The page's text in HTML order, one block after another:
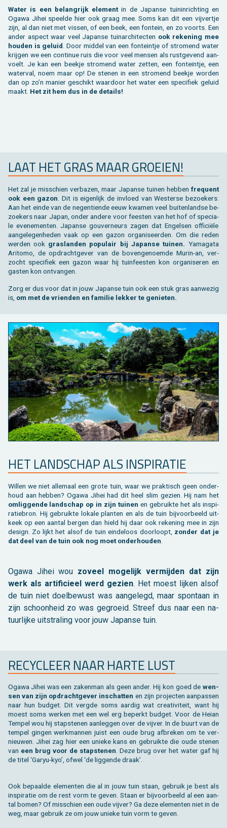
Water is een be­lang­rijk ele­mentin de Ja­pan­se tuin­in­rich­ting en
Ogawa Jihei speel­de hier ook graag mee. Soms kan dit een vij­ver­tje
zijn, al dan niet met vis­sen, of een beek, een fon­tein, en zo voorts. Een
ander as­pect waar veel Ja­pan­se tuin­ar­chi­tec­ten ook re­ke­ning mee
hou­den is ge­luid. Door mid­del van een fon­tein­tje of stro­mend water
krij­gen we een con­ti­nue ruis die voor veel men­sen als rust­ge­vend aan­
voelt. Je kan een beek­je stro­mend water zet­ten, een fon­tein­tje, een
wa­ter­val, noem maar op! De ste­nen in een stro­mend beek­je wor­den
dan op zo’n ma­nier ge­schikt waar­door het water een spe­ci­fiek ge­luid
maakt. Het zit hem dus in de de­tails!
LAAT HET GRAS MAAR GROEI­EN!
Het zal je mis­schien ver­ba­zen, maar Ja­pan­se tui­nen heb­ben fre­quent
ook een gazon . Dit is ei­gen­lijk de in­vloed van Wes­ter­se be­zoe­kers.
Aan het einde van de ne­gen­tien­de eeuw kwa­men veel bui­ten­land­se be­
zoe­kers naar Japan, onder an­de­re voor fees­ten van het hof of spe­ci­a­
le eve­ne­men­ten. Ja­pan­se gou­ver­neurs zagen dat En­gel­sen of­fi­ciële
aan­ge­le­gen­he­den vaak op een gazon or­ga­ni­seer­den. Om die reden
wer­den ook
gras­lan­den po­pu­lair bij Ja­pan­se tui­nen. Ya­ma­ga­ta
Ari­to­mo, de op­dracht­ge­ver van de bo­ven­ge­noem­de Murin-an, ver­
zocht spe­ci­fiek een gazon waar hij tuin­fees­ten kon or­ga­ni­se­ren en
gas­ten kon ont­van­gen.
Zorg er dus voor dat in jouw Ja­pan­se tuin ook een stuk gras aan­we­zig
is, om met de vrien­den en fa­mi­lie lek­ker te ge­nie­ten.
HET LAND­SCHAP ALS IN­SPI­RA­TIE
Wil­len we niet al­le­maal een grote tuin, waar we prak­tisch geen on­der­
houd aan heb­ben? Ogawa Jihei had dit heel slim ge­zien. Hij nam het
om­lig­gen­de land­schap op in zijn tui­nen en ge­bruik­te het als in­spi­
ra­tie­bron. Hij ge­bruik­te lo­ka­le plan­ten en als de tuin bij­voor­beeld uit­
keek op een aan­tal ber­gen dan hield hij daar ook re­ke­ning mee in zijn
de­sign. Zo lijkt het alsof de tuin ein­de­loos door­loopt, zon­der dat je
dat deel van de tuin ook nog moet on­der­hou­den
Ogawa Jihei wou zo­veel mo­ge­lijk ver­mij­den dat zijn
werk als ar­ti­fi­ci­eel werd ge­zien. Het moest lij­ken alsof
de tuin niet doel­be­wust was aan­ge­legd, maar spon­taan in
zijn schoon­heid zo was ge­groeid. Streef dus naar een na­
tuur­lij­ke uit­stra­ling voor jouw Ja­pan­se tuin.
RE­CY­CLEER NAAR HARTE LUST
Ogawa Jihei was een za­ken­man als geen ander. Hij kon goed de wen­
sen van zijn op­dracht­ge­ver in­schat­ten en zijn pro­jec­ten aan­pas­sen
naar hun bud­get. Dit verg­de soms aar­dig wat cre­a­ti­vi­teit, want hij
moest soms wer­ken met een wel erg be­perkt bud­get. Voor de Heian
Tem­pel wou hij stap­ste­nen aan­leg­gen over de vij­ver. In de buurt van de
tem­pel gin­gen werk­man­nen juist een oude brug af­bre­ken om te ver­
nieu­wen. Jihei zag hier een unie­ke kans en ge­bruik­te die oude ste­nen
van een brug voor de stap­ste­nen. Deze brug over het water gaf hij
de titel ‘Garyu-kyo’, ofwel ‘de lig­gen­de draak’.
Ook be­paal­de ele­men­ten die al in jouw tuin staan, ge­bruik je best als
in­spi­ra­tie om de rest vorm te geven. Staan er bij­voor­beeld al een aan­
tal bomen? Of mis­schien een oude vij­ver? Ga deze ele­men­ten niet in de
weg, maar ge­bruik ze om jouw unie­ke tuin vorm te geven.